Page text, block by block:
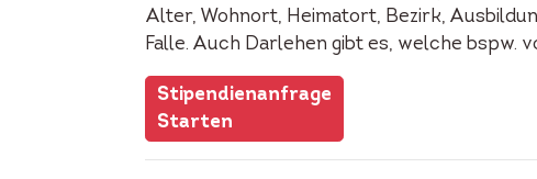
Alter, Wohnort, Heimatort, Bezirk,
Falle. Auch Darlehen gibt es, welche bspw.
Stipendienanfrage
Starten